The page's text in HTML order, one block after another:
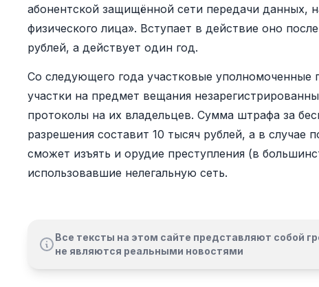
абонентской защищённой сети передачи данных,
физического лица». Вступает в действие оно
рублей, а действует один год.
Со следующего года участковые уполномоченные
участки на предмет вещания
протоколы на их владельцев. Сумма штрафа за
разрешения составит 10 тысяч рублей, а в случае
сможет изъять и орудие преступления (в
использовавшие нелегальную сеть.
Все тексты на этом сайте представляют собой
не являются реальными новостями